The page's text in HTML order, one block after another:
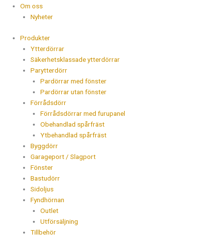
Om oss
Nyheter
Produkter
Ytterdörrar
Säkerhetsklassade ytterdörrar
Parytterdörr
Pardörrar med fönster
Pardörrar utan fönster
Förrådsdörr
Förrådsdörrar med furupanel
Obehandlad spårfräst
Ytbehandlad spårfräst
Byggdörr
Garageport / Slagport
Fönster
Bastudörr
Sidoljus
Fyndhörnan
Outlet
Utförsäljning
Tillbehör